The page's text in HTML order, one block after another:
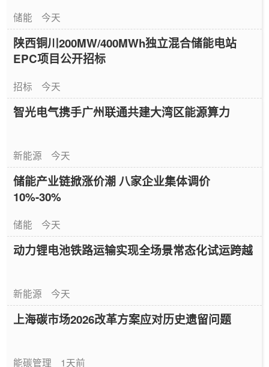
储能 今天
陕西铜川200MW/400MWh独立混合储能电站
EPC项目公开招标
招标 今天
智光电气携手广州联通共建大湾区能源算力
新能源 今天
储能产业链掀涨价潮 八家企业集体调价
10%-30%
储能 今天
动力锂电池铁路运输实现全场景常态化试运跨越
新能源 今天
上海碳市场2026改革方案应对历史遗留问题
能碳管理 1天前